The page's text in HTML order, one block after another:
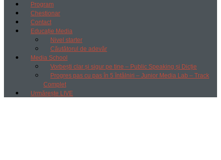
Program
Chestionar
Contact
Educație Media
Nivel starter
Căutătorul de adevăr
Media School
Vorbești clar și sigur pe tine – Public Speaking și Dicție
Progres pas cu pas în 5 întâlniri – Junior Media Lab – Track
Complet
Urmărește LIVE